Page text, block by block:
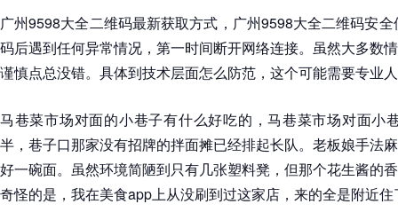
广州9598大全二维码最新获取方式，广州9598大全二维码安
码后遇到任何异常情况，第一时间断开网络连接。虽然大多数
谨慎点总没错。具体到技术层面怎么防范，这个可能需要专业
马巷菜市场对面的小巷子有什么好吃的，马巷菜市场对面小
半，巷子口那家没有招牌的拌面摊已经排起长队。老板娘手法
好一碗面。虽然环境简陋到只有几张塑料凳，但那个花生酱的
奇怪的是，我在美食app上从没刷到过这家店，来的全是附近